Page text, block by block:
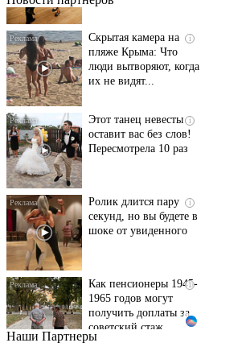
люди вытворяют, когда
их не видят...
Пересмотрела 10 раз
шоке от увиденного
получить доплаты за
советский стаж
Ржу не переставая, это
Наши Партнеры